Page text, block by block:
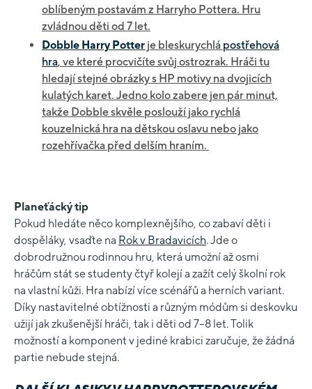
oblíbeným postavám z Harryho Pottera. Hru
zvládnou děti od 7 let.
Dobble Harry Potter je bleskurychlá postřehová
hra, ve které procvičíte svůj ostrozrak. Hráči tu
hledají stejné obrázky s HP motivy na dvojicích
kulatých karet. Jedno kolo zabere jen pár minut,
takže Dobble skvěle poslouží jako rychlá
kouzelnická hra na dětskou oslavu nebo jako
rozehřívačka před delším hraním.
Planeťácký tip
Pokud hledáte něco komplexnějšího, co zabaví děti i
dospěláky, vsaďte na Rok v Bradavicích. Jde o
dobrodružnou rodinnou hru, která umožní až osmi
hráčům stát se studenty čtyř kolejí a zažít celý školní rok
na vlastní kůži. Hra nabízí více scénářů a herních variant.
Díky nastavitelné obtížnosti a různým módům si deskovku
užijí jak zkušenější hráči, tak i děti od 7–8 let. Tolik
možností a komponent v jediné krabici zaručuje, že žádná
partie nebude stejná.